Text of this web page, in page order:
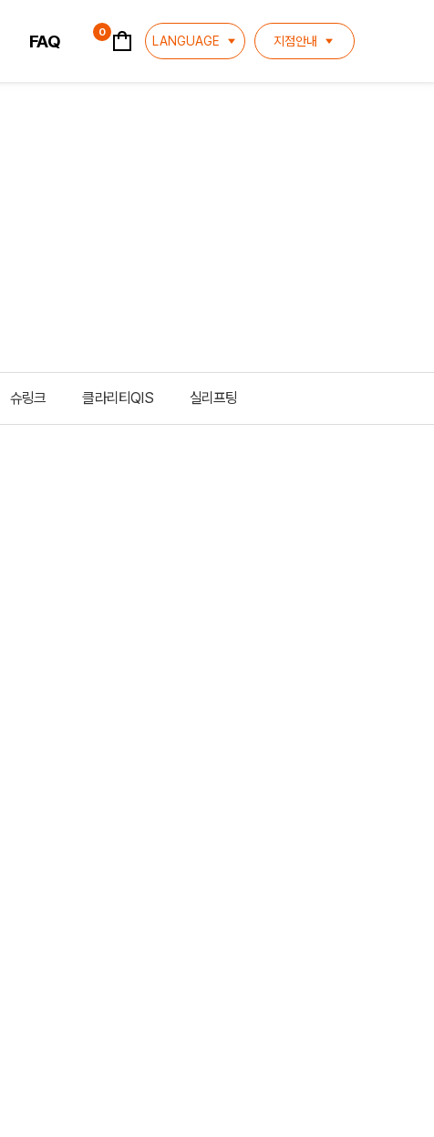
FAQ
장바구니
0
LANGUAGE 지점안내
슈링크 클라리티QIS
실리프팅
next